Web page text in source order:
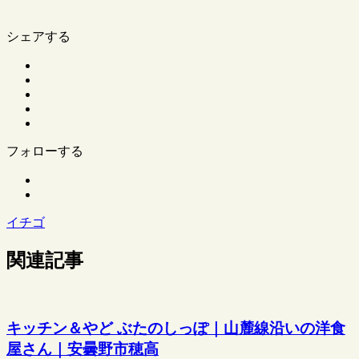
シェアする
フォローする
イチゴ
関連記事
キッチン＆やど ぶたのしっぽ｜山麓線沿いの洋食
屋さん｜安曇野市穂高